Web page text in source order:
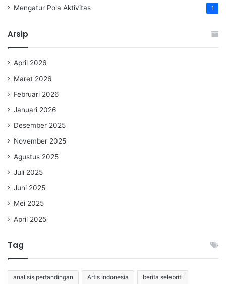
Mengatur Pola Aktivitas 1
Arsip
April 2026
Maret 2026
Februari 2026
Januari 2026
Desember 2025
November 2025
Agustus 2025
Juli 2025
Juni 2025
Mei 2025
April 2025
Tag
analisis pertandingan Artis Indonesia berita selebriti